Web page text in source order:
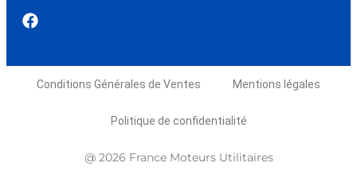
Conditions Générales de Ventes Mentions légales
Politique de confidentialité
@ 2026 France Moteurs Utilitaires